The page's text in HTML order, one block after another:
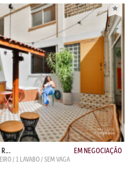
EM NEGOCIAÇÃO
/ 1 LAVABO / SEM VAGA